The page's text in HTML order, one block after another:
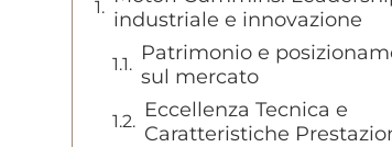
industriale e innovazione
Patrimonio e
sul mercato
Eccellenza Tecnica e
Caratteristiche